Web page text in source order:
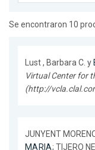
Se encontraron 10
Lust , Barbara C. y
Virtual Center for
(http://
JUNYENT
MARIA; TIJERO